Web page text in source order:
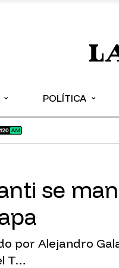
⌄ POLÍTICA ⌄
se
por Alejandro
T…